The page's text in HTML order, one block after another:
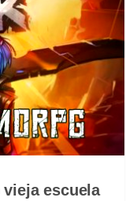
vieja escuela